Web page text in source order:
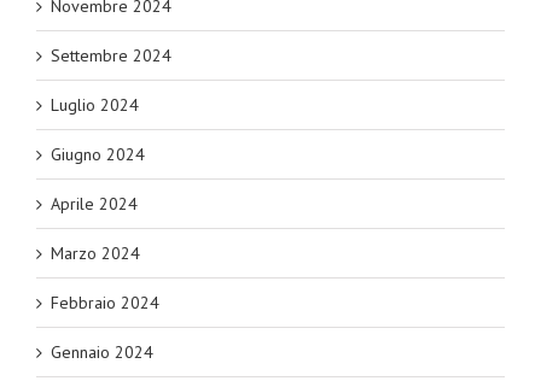
Novembre 2024
Settembre 2024
Luglio 2024
Giugno 2024
Aprile 2024
Marzo 2024
Febbraio 2024
Gennaio 2024